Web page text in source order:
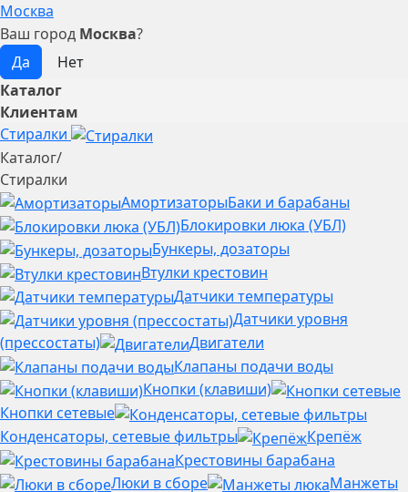
Москва
Ваш город Москва?
Каталог
Клиентам
Стиралки
Каталог/
Стиралки
АмортизаторыБаки и барабаны
Блокировки люка (УБЛ)
Бункеры, дозаторы
Втулки крестовин
Датчики температуры
Датчики уровня
(прессостаты)
Двигатели
Клапаны подачи воды
Кнопки (клавиши)
Кнопки сетевые
Конденсаторы, сетевые фильтры
Крепёж
Крестовины барабана
Люки в сборе
Манжеты